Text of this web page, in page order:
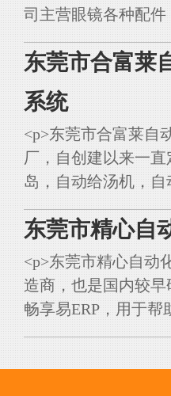
司主营眼镜各种配件
东莞市合富莱
系统
<p>东莞市合富莱自
厂，自创建以来一
岛，自动给汤机，自
东莞市精心自
<p>东莞市精心自动
造商，也是国内较
畅享易ERP，用于帮